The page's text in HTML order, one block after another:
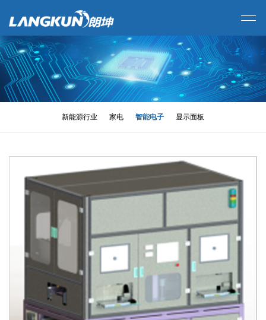
新能源行业 家电 智能电子 显示面板